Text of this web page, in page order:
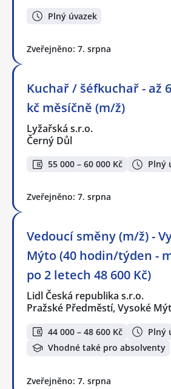
Plný úvazek
Zveřejněno: 7. srpna
Kuchař / šéfkuchař - až
kč měsíčně (m/ž)
Lyžařská s.r.o.
Černý Důl
55 000 – 60 000 Kč Plný
Zveřejněno: 7. srpna
Vedoucí směny (m/ž) -
Mýto (40 hodin/týden -
po 2 letech 48 600 Kč)
Lidl Česká republika s.r.o.
Pražské Předměstí, Vysoké
44 000 – 48 600 Kč
Plný
Vhodné také pro absolventy
Zveřejněno: 7. srpna